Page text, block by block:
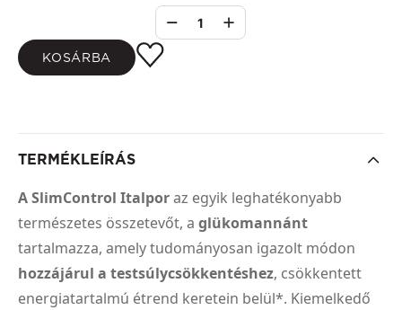
1
KOSÁRBA
TERMÉKLEÍRÁS
A SlimControl Italporaz egyik leghatékonyabb
természetes összetevőt, a glükomannánt
tartalmazza, amely tudományosan igazolt módon
hozzájárul a testsúlycsökkentéshez, csökkentett
energiatartalmú étrend keretein belül*. Kiemelkedő